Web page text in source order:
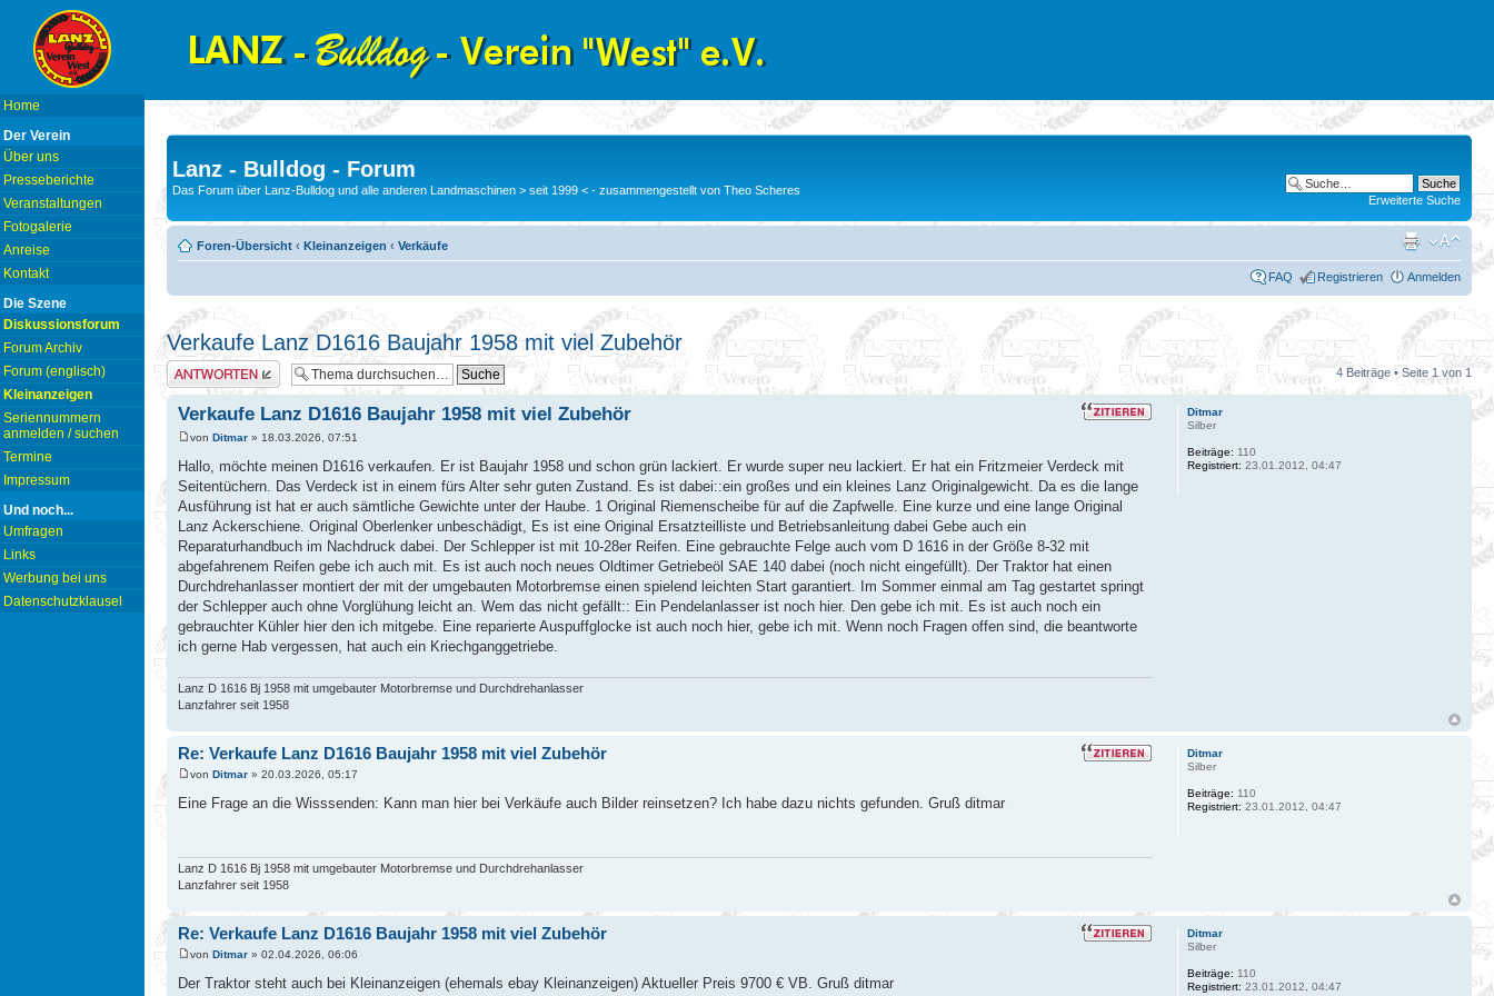
Home
Der Verein
Über uns
Presseberichte
Veranstaltungen
Fotogalerie
Anreise
Kontakt
Die Szene
Diskussionsforum
Forum Archiv
Forum (englisch)
Kleinanzeigen
Seriennummern
anmelden / suchen
Termine
Impressum
Und noch...
Umfragen
Links
Werbung bei uns
Datenschutzklausel
Lanz - Bulldog - Forum
Das Forum über Lanz-Bulldog und alle anderen Landmaschinen > seit 1999 < - zusammengestellt von Theo Scheres
Erweiterte Suche
Foren-Übersicht ‹ Kleinanzeigen ‹ Verkäufe
FAQ Registrieren Anmelden
Verkaufe Lanz D1616 Baujahr 1958 mit viel Zubehör
Antwort erstellen 4 Beiträge • Seite 1 von 1
Verkaufe Lanz D1616 Baujahr 1958 mit viel Zubehör
von Ditmar » 18.03.2026, 07:51
Hallo, möchte meinen D1616 verkaufen. Er ist Baujahr 1958 und schon grün lackiert. Er wurde super neu lackiert. Er hat ein Fritzmeier Verdeck mit
Seitentüchern. Das Verdeck ist in einem fürs Alter sehr guten Zustand. Es ist dabei::ein großes und ein kleines Lanz Originalgewicht. Da es die lange
Ausführung ist hat er auch sämtliche Gewichte unter der Haube. 1 Original Riemenscheibe für auf die Zapfwelle. Eine kurze und eine lange Original
Lanz Ackerschiene. Original Oberlenker unbeschädigt, Es ist eine Original Ersatzteilliste und Betriebsanleitung dabei Gebe auch ein
Reparaturhandbuch im Nachdruck dabei. Der Schlepper ist mit 10-28er Reifen. Eine gebrauchte Felge auch vom D 1616 in der Größe 8-32 mit
abgefahrenem Reifen gebe ich auch mit. Es ist auch noch neues Oldtimer Getriebeöl SAE 140 dabei (noch nicht eingefüllt). Der Traktor hat einen
Durchdrehanlasser montiert der mit der umgebauten Motorbremse einen spielend leichten Start garantiert. Im Sommer einmal am Tag gestartet springt
der Schlepper auch ohne Vorglühung leicht an. Wem das nicht gefällt:: Ein Pendelanlasser ist noch hier. Den gebe ich mit. Es ist auch noch ein
gebrauchter Kühler hier den ich mitgebe. Eine reparierte Auspuffglocke ist auch noch hier, gebe ich mit. Wenn noch Fragen offen sind, die beantworte
ich gerne Hab vergessen, hat auch ein Kriechganggetriebe.
Lanz D 1616 Bj 1958 mit umgebauter Motorbremse und Durchdrehanlasser
Lanzfahrer seit 1958
Ditmar
Silber
Beiträge: 110
Registriert: 23.01.2012, 04:47
Re: Verkaufe Lanz D1616 Baujahr 1958 mit viel Zubehör
von Ditmar » 20.03.2026, 05:17
Eine Frage an die Wisssenden: Kann man hier bei Verkäufe auch Bilder reinsetzen? Ich habe dazu nichts gefunden. Gruß ditmar
Lanz D 1616 Bj 1958 mit umgebauter Motorbremse und Durchdrehanlasser
Lanzfahrer seit 1958
Ditmar
Silber
Beiträge: 110
Registriert: 23.01.2012, 04:47
Re: Verkaufe Lanz D1616 Baujahr 1958 mit viel Zubehör
von Ditmar » 02.04.2026, 06:06
Der Traktor steht auch bei Kleinanzeigen (ehemals ebay Kleinanzeigen) Aktueller Preis 9700 € VB. Gruß ditmar
Ditmar
Silber
Beiträge: 110
Registriert: 23.01.2012, 04:47